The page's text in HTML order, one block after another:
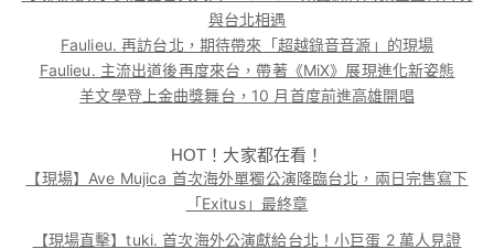
與台北相遇
Faulieu. 再訪台北，期待帶來「超越錄音音源」的現場
Faulieu. 主流出道後再度來台，帶著《MiX》展現進化新姿態
羊文學登上金曲獎舞台，10 月首度前進高雄開唱
HOT！大家都在看！
【現場】Ave Mujica 首次海外單獨公演降臨台北，兩日完售寫下
「Exitus」最終章
【現場直擊】tuki. 首次海外公演獻給台北！小巨蛋 2 萬人見證